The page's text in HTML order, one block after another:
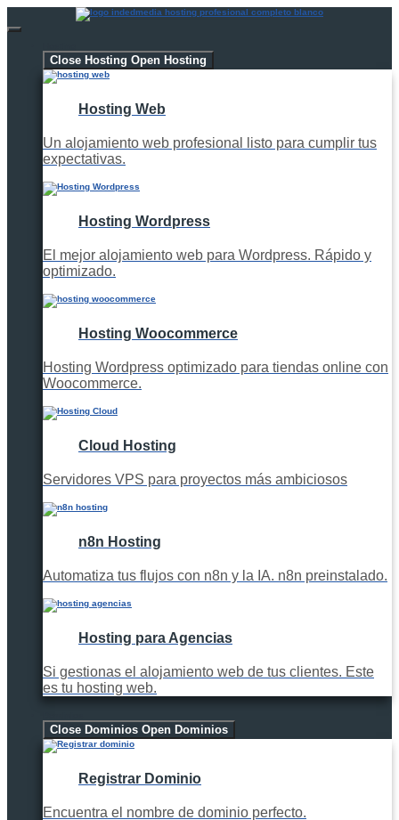
Close Hosting Open Hosting
Hosting Web
Un alojamiento web profesional listo para cumplir tus
expectativas.
Hosting Wordpress
El mejor alojamiento web para Wordpress. Rápido y
optimizado.
Hosting Woocommerce
Hosting Wordpress optimizado para tiendas online con
Woocommerce.
Cloud Hosting
Servidores VPS para proyectos más ambiciosos
n8n Hosting
Automatiza tus flujos con n8n y la IA. n8n preinstalado.
Hosting para Agencias
Si gestionas el alojamiento web de tus clientes. Este
es tu hosting web.
Close Dominios Open Dominios
Registrar Dominio
Encuentra el nombre de dominio perfecto.